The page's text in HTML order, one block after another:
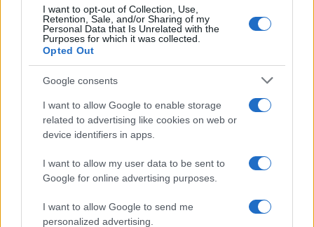
I want to opt-out of Collection, Use,
Retention, Sale, and/or Sharing of my
Personal Data that Is Unrelated with the
Purposes for which it was collected.
Opted Out
Google consents
I want to allow Google to enable storage
related to advertising like cookies on web or
device identifiers in apps.
I want to allow my user data to be sent to
Google for online advertising purposes.
I want to allow Google to send me
personalized advertising.
più, in modo quasi sempre piuttosto superficiale).
Che finalmente un intero schieramento politico, in
un documento formale indirizzato al Premier,
metta in evidenza il “problema Imu” nella sua
interezza, è già un risultato. Vuol dire che si è
finalmente compreso che questa imposta – con i
suoi 22 miliardi di euro di gettito annuo – non sta
soltanto (si fa per dire) depauperando il risparmio
privato degli italiani, ma sta causando effetti
negativi su tutta l’economia: compressione dei
consumi, chiusura di imprese, perdita di posti di
lavoro, svuotamento delle garanzie bancarie ecc.